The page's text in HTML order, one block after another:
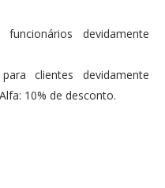
devidamente
clientes devidamente
10% de desconto.